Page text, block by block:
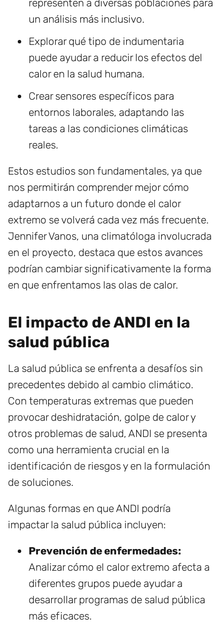
representen a diversas poblaciones para
un análisis más inclusivo.
Explorar qué tipo de indumentaria
puede ayudar a reducir los efectos del
calor en la salud humana.
Crear sensores específicos para
entornos laborales, adaptando las
tareas a las condiciones climáticas
reales.
Estos estudios son fundamentales, ya que
nos permitirán comprender mejor cómo
adaptarnos a un futuro donde el calor
extremo se volverá cada vez más frecuente.
Jennifer Vanos, una climatóloga involucrada
en el proyecto, destaca que estos avances
podrían cambiar significativamente la forma
en que enfrentamos las olas de calor.
El impacto de ANDI en la
salud pública
La salud pública se enfrenta a desafíos sin
precedentes debido al cambio climático.
Con temperaturas extremas que pueden
provocar deshidratación, golpe de calor y
otros problemas de salud, ANDI se presenta
como una herramienta crucial en la
identificación de riesgos y en la formulación
de soluciones.
Algunas formas en que ANDI podría
impactar la salud pública incluyen:
Prevención de enfermedades:
Analizar cómo el calor extremo afecta a
diferentes grupos puede ayudar a
desarrollar programas de salud pública
más eficaces.